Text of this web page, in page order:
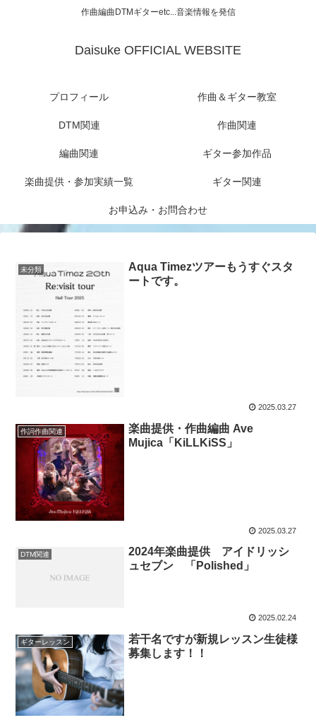
作曲編曲DTMギターetc...音楽情報を発信
Daisuke OFFICIAL WEBSITE
プロフィール 作曲＆ギター教室
DTM関連 作曲関連
編曲関連 ギター参加作品
楽曲提供・参加実績一覧 ギター関連
お申込み・お問合わせ
未分類
Aqua Timezツアーもうすぐスタ
ートです。
2025.03.27
作詞作曲関連
楽曲提供・作曲編曲 Ave
Mujica「KiLLKiSS」
2025.03.27
DTM関連
2024年楽曲提供 アイドリッシ
ュセブン 「Polished」
2025.02.24
ギターレッスン
若干名ですが新規レッスン生徒様
募集します！！